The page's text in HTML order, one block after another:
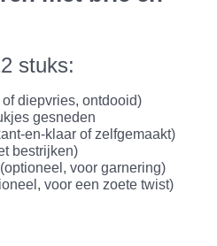
stuks:
of diepvries, ontdooid)
gesneden
en-klaar of zelfgemaakt)
bestrijken)
(optioneel, voor garnering)
voor een zoete twist)